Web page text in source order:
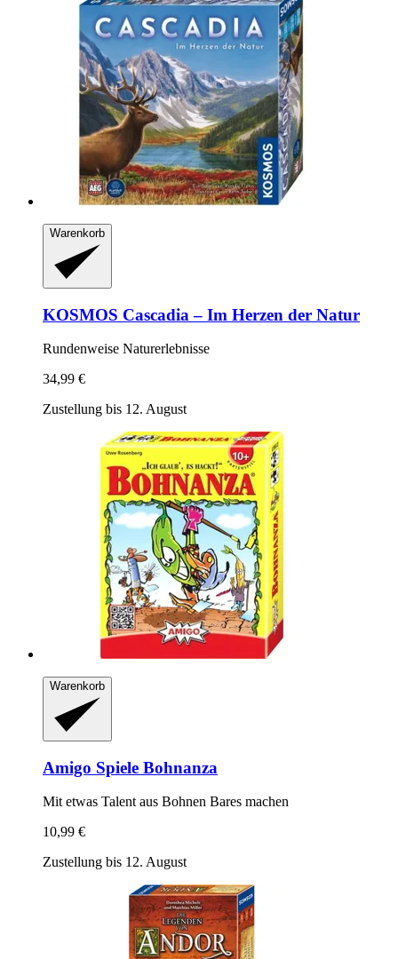
Warenkorb
KOSMOS Cascadia – Im Herzen der Natur
Rundenweise Naturerlebnisse
34,99 €
Zustellung bis 12. August
Warenkorb
Amigo Spiele Bohnanza
Mit etwas Talent aus Bohnen Bares machen
10,99 €
Zustellung bis 12. August